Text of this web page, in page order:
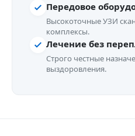
Передовое
Высокоточные УЗИ
комплексы.
Лечение без
Строго честные
выздоровления.